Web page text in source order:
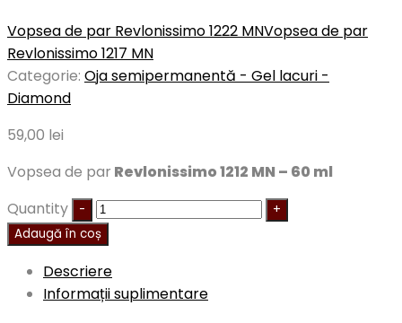
Vopsea de par Revlonissimo 1222 MNVopsea de par
Revlonissimo 1217 MN
Categorie: Oja semipermanentă - Gel lacuri -
Diamond
59,00 lei
Vopsea de par Revlonissimo 1212 MN – 60 ml
Quantity
Adaugă în coș
Descriere
Informații suplimentare